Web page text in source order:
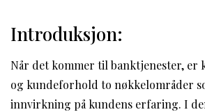
Introduksjon:
Når det kommer til banktjenester, er
og kundeforhold to nøkkelområder
innvirkning på kundens erfaring. I